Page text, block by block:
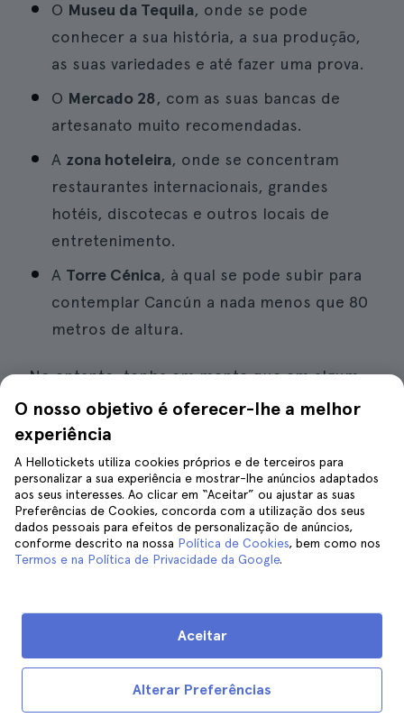
O Museu da Tequila, onde se pode
conhecer a sua história, a sua produção,
as suas variedades e até fazer uma prova.
O Mercado 28, com as suas bancas de
artesanato muito recomendadas.
A zona hoteleira, onde se concentram
restaurantes internacionais, grandes
hotéis, discotecas e outros locais de
entretenimento.
A Torre Cénica, à qual se pode subir para
contemplar Cancún a nada menos que 80
metros de altura.
No entanto, tenha em mente que em algum
momento você vai ficar com fome e, devido à
deliciosa e variada gastronomia mexicana,
minha recomendação é
gastronômico em Cancun, onde você vai
provar tacos de carnitas, churrasco, comida
yucateca, até mesmo sorvetes e picolés
tradicionais e muito mais. Delicioso!
8. Desfrute de um dia de aventura
O nosso objetivo é oferecer-lhe a melhor
experiência
A Hellotickets utiliza cookies próprios e de terceiros para
personalizar a sua experiência e mostrar-lhe anúncios adaptados
aos seus interesses. Ao clicar em “Aceitar” ou ajustar as suas
Preferências de Cookies, concorda com a utilização dos seus
dados pessoais para efeitos de personalização de anúncios,
conforme descrito na nossa Política de Cookies, bem como nos
Termos e na Política de Privacidade da Google.
Alterar Preferências
Aceitar